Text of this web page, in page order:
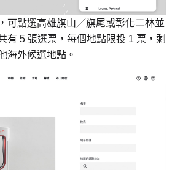
可點選高雄旗山／旗尾或彰化二林並
有 5 張選票，每個地點限投 1 票，剩
海外候選地點。